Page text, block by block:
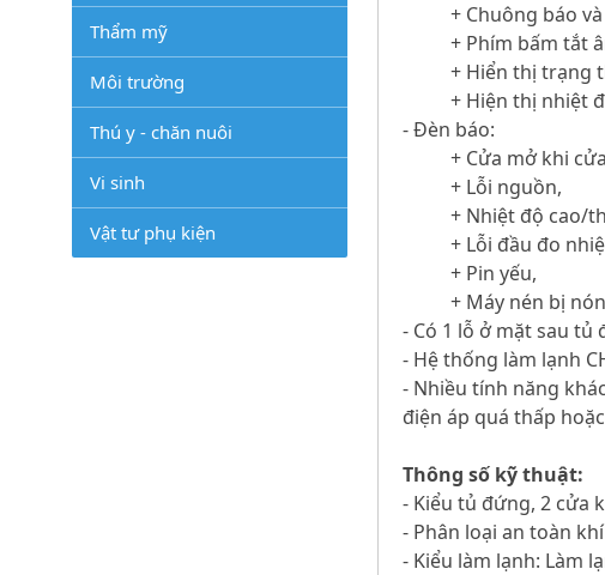
+ Chuông báo
+ Phím bấm tắt
+ Hiển thị trạng
+ Hiện thị nhiệt
- Đèn báo:
+ Cửa mở khi
+ Lỗi nguồn,
+ Nhiệt độ cao/
+ Lỗi đầu đo
+ Pin yếu,
+ Máy nén bị
- Có 1 lỗ ở mặt sau
- Hệ thống làm lạnh
- Nhiều tính năng
điện áp quá thấp
Thông số kỹ thuật:
- Kiểu tủ đứng, 2 cửa
- Phân loại an toàn
- Kiểu làm lạnh: Làm
Thẩm mỹ
Môi trường
Thú y - chăn nuôi
Vi sinh
Vật tư phụ kiện